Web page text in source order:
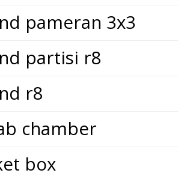
pameran 3x3
partisi r8
r8
chamber
box